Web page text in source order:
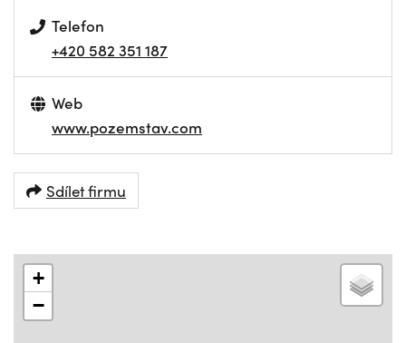
Telefon
+420 582 351 187
Web
www.pozemstav.com
Sdílet firmu
+
−